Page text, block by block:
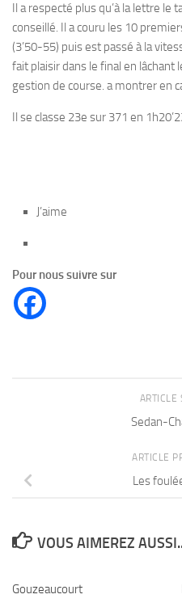
Il a respecté plus qu’à la lettre le
conseillé. Il a couru les 10
(3’50-55) puis est passé à la
fait plaisir dans le final en lâchant
gestion de course. a montrer en
Il se classe 23e sur 371 en
J’aime
Pour nous suivre sur
ARTICLE
Sedan-
ARTICLE
Les
VOUS AIMEREZ
Gouzeaucourt